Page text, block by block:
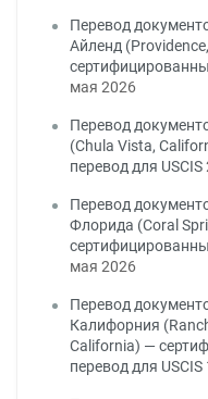
Перевод
Айленд
мая 2026
Перевод
(Chula Vista,
перевод для USCIS
Перевод
Флорида (Coral
мая 2026
Перевод
Калифорния
California) —
перевод для USCIS